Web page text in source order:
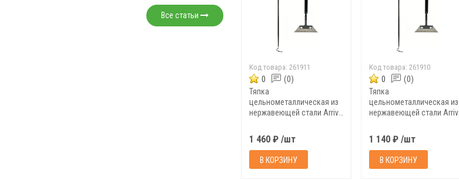
Все статьи
Код товара: 261911
0 (0)
Тяпка
цельнометаллическая из
нержавеющей стали Arriva
1 460 ₽ /шт
В КОРЗИНУ
Код товара:261910
0 (0)
Тяпка
цельнометаллическая из
нержавеющей стали Arriva
1 140 ₽ /шт
В КОРЗИНУ